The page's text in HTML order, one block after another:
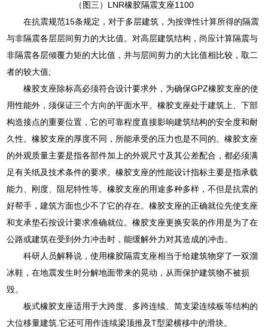
（图三）LNR橡胶隔震支座1100
在抗震规范15条规定，对于多层建筑，为按弹性计算所得的隔震
与非隔震各层层间剪力的大比值。对高层建筑结构，尚应计算隔震与
非隔震各层倾覆力矩的大比值，并与层间剪力的大比值相比较，取二
者的较大值;
橡胶支座除标高必须符合设计要求外，为确保GPZ橡胶支座的使
用性能外，须保证三个方向的平面水平。橡胶支座处于建筑上、下部
构造接点的重要位置，它的可靠程度直接影响建筑结构的安全度和耐
久性。橡胶支座的厚度不同，所能承受的压力也是不同的。橡胶支座
的外观质量主要是指各部件加上的外观尺寸及其公差配合，都必须满
足有关纸及技术条件的要求。橡胶支座的性能设计指标主要是指承载
能力、刚度、阻尼特性等。橡胶支座的用途多种多样，不但是抗震的
好帮手，建筑方面也少不了它的存在。橡胶支座的正确就位先使支座
和支承垫石按设计要求准确就位。橡胶支座更换安装的作用是为了在
公路或建筑在受到外力冲击时，能缓解外力对其造成的冲击。
科研人员解释说，使用橡胶隔震支座相当于给建筑物穿了一双溜
冰鞋，在地震发生时分解地面带来的晃动，从而保护建筑物不被损
毁。
板式橡胶支座适用于大跨度、多跨连续、简支梁连续板等结构的
大位移量建筑.它还可用作连续梁顶推及T型梁横移中的滑块。